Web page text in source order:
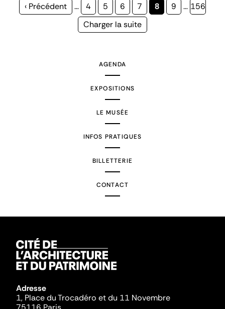
Page
‹ Précédent … Page
4 Page
5 Page
6 Page
7
Page
8 Page
9 … Page
156
Page
Charger la suite
AGENDA
EXPOSITIONS
LE MUSÉE
INFOS PRATIQUES
BILLETTERIE
CONTACT
Adresse
1, Place du Trocadéro et du 11 Novembre